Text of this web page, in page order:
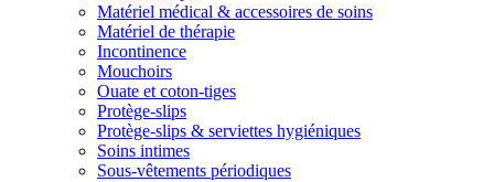
Matériel médical & accessoires de soins
Matériel de thérapie
Incontinence
Mouchoirs
Ouate et coton-tiges
Protège-slips
Protège-slips & serviettes hygiéniques
Soins intimes
Sous-vêtements périodiques